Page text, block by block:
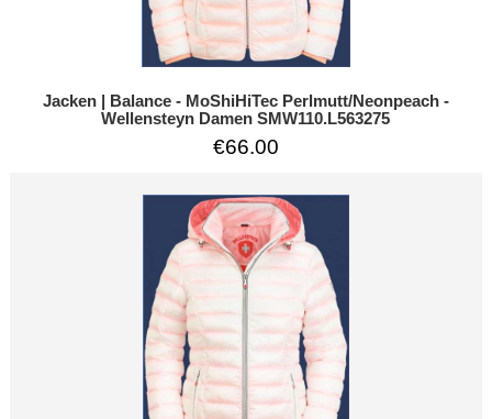
Jacken | Balance - MoShiHiTec Perlmutt/Neonpeach -
Wellensteyn Damen SMW110.L563275
€66.00